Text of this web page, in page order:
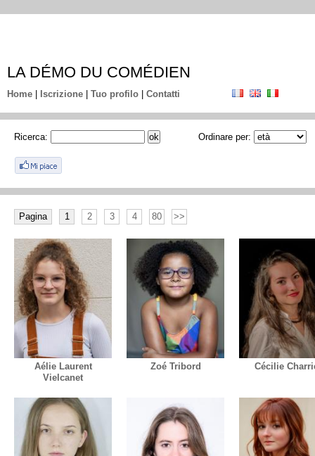
LA DÉMO DU COMÉDIEN
Home Iscrizione Tuo profilo Contatti
Ricerca: Ordinare per:
Pagina 1 2 3 4 80 >>
Aélie Laurent
Vielcanet
Zoé Tribord Cécilie